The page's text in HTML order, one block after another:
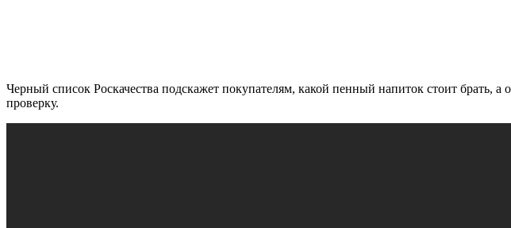
Черный список Роскачества подскажет покупателям, какой пенный напиток стоит брать,
проверку.